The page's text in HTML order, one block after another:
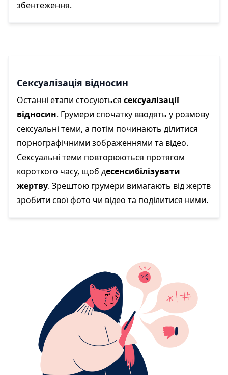
збентеження.
Сексуалізація відносин
Останні етапи стосуються сексуалізації
відносин. Грумери спочатку вводять у розмову
сексуальні теми, а потім починають ділитися
порнографічними зображеннями та відео.
Сексуальні теми повторюються протягом
короткого часу, щоб десенсибілізувати
жертву. Зрештою грумери вимагають від жертв
зробити свої фото чи відео та поділитися ними.